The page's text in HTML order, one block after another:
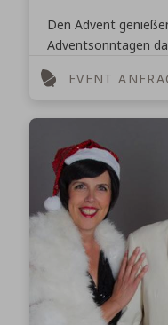
Den Advent
Adventsonntagen
sich auf ein
EVENT